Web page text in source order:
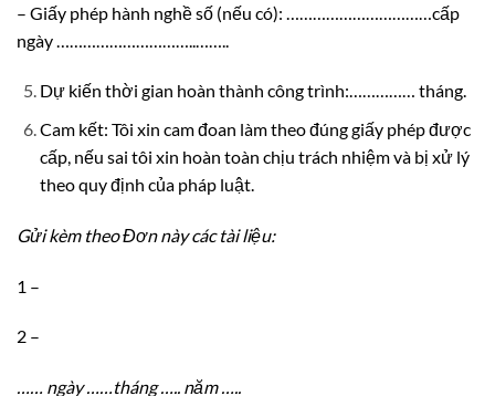
– Giấy phép hành nghề số (nếu có): ……………………………cấp
ngày …………………………..……..
Dự kiến thời gian hoàn thành công trình:…………… tháng.
Cam kết: Tôi xin cam đoan làm theo đúng giấy phép được
cấp, nếu sai tôi xin hoàn toàn chịu trách nhiệm và bị xử lý
theo quy định của pháp luật.
Gửi kèm theo Đơn này các tài liệu:
1 –
2 –
…… ngày……tháng ….. năm…..